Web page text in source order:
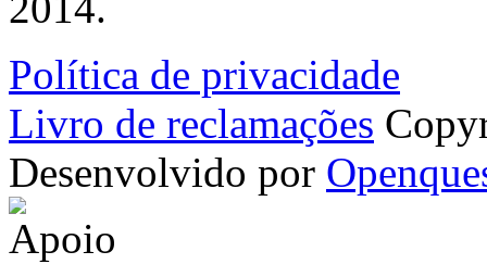
Política de privacidade
Livro de reclamações
Desenvolvido por